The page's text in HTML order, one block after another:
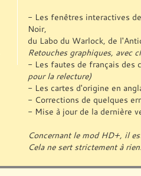
- Les fenêtres interactives
Noir,
du Labo du Warlock, de
Retouches graphiques, avec
- Les fautes de français des
pour la relecture)
- Les cartes d'origine en
- Corrections de quelques
- Mise à jour de la dernière
Concernant le mod HD+, il
Cela ne sert strictement à